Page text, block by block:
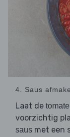
4. Saus
Laat de
voorzichtig
saus met een